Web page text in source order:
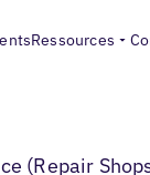
Ressources
(Repair